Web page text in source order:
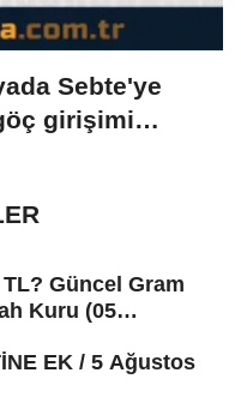
Sebte'ye
girişimi
Güncel Gram
Kuru (05
EK / 5 Ağustos